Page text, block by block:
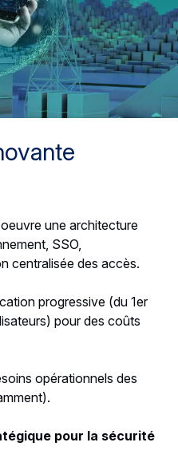
une architecture
SSO,
centralisée des accès.
progressive (du 1er
pour des coûts
opérationnels des
pour la sécurité